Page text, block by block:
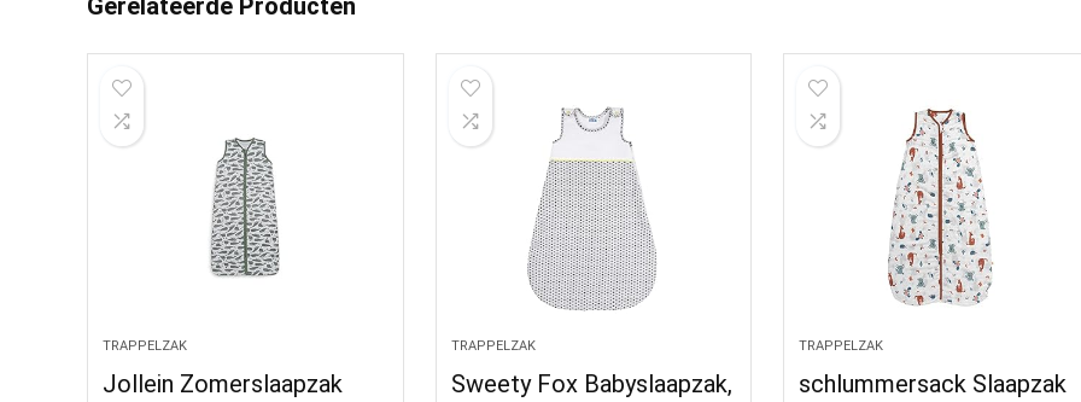
Gerelateerde Producten
TRAPPELZAK
Jollein Zomerslaapzak
TRAPPELZAK
Sweety Fox Babyslaapzak,
TRAPPELZAK
schlummersack Slaapzak